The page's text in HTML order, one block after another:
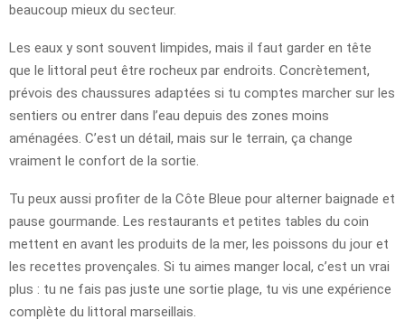
beaucoup mieux du secteur.
Les eaux y sont souvent limpides, mais il faut garder en tête
que le littoral peut être rocheux par endroits. Concrètement,
prévois des chaussures adaptées si tu comptes marcher sur les
sentiers ou entrer dans l’eau depuis des zones moins
aménagées. C’est un détail, mais sur le terrain, ça change
vraiment le confort de la sortie.
Tu peux aussi profiter de la Côte Bleue pour alterner baignade et
pause gourmande. Les restaurants et petites tables du coin
mettent en avant les produits de la mer, les poissons du jour et
les recettes provençales. Si tu aimes manger local, c’est un vrai
plus : tu ne fais pas juste une sortie plage, tu vis une expérience
complète du littoral marseillais.